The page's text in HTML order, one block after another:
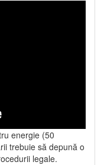
energie (50
trebuie să depună o
legale.